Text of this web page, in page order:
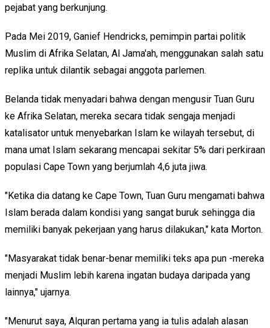
pejabat yang berkunjung.
Pada Mei 2019, Ganief Hendricks, pemimpin partai politik
Muslim di Afrika Selatan, Al Jama'ah, menggunakan salah satu
replika untuk dilantik sebagai anggota parlemen.
Belanda tidak menyadari bahwa dengan mengusir Tuan Guru
ke Afrika Selatan, mereka secara tidak sengaja menjadi
katalisator untuk menyebarkan Islam ke wilayah tersebut, di
mana umat Islam sekarang mencapai sekitar 5% dari perkiraan
populasi Cape Town yang berjumlah 4,6 juta jiwa.
"Ketika dia datang ke Cape Town, Tuan Guru mengamati bahwa
Islam berada dalam kondisi yang sangat buruk sehingga dia
memiliki banyak pekerjaan yang harus dilakukan," kata Morton.
"Masyarakat tidak benar-benar memiliki teks apa pun -mereka
menjadi Muslim lebih karena ingatan budaya daripada yang
lainnya," ujarnya.
"Menurut saya, Alquran pertama yang ia tulis adalah alasan